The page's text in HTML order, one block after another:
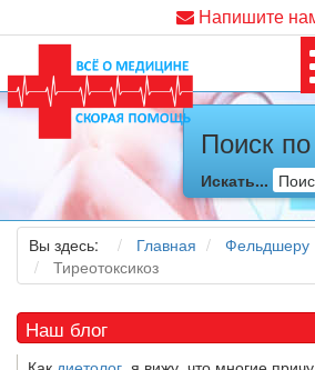
Напишите
Поиск
Искать...
Вы здесь: Главная Фельдшеру
Тиреотоксикоз
Наш блог
Как я заболел во время локдауна?
Это странная ситуация: вы соблюдали
предосторожности COVID-19 (вы
но, тем не менее, вы каким-то образом
можете задаться...
5 причин обратить внимание на
Как